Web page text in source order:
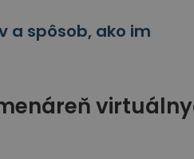
a spôsob, ako im